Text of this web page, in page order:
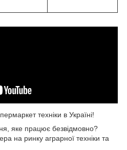
техніки в Україні!
яке працює безвідмовно?
на ринку аграрної техніки та